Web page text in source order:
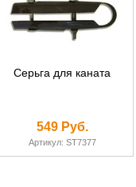
Серьга для каната
549 Руб.
Артикул: ST7377